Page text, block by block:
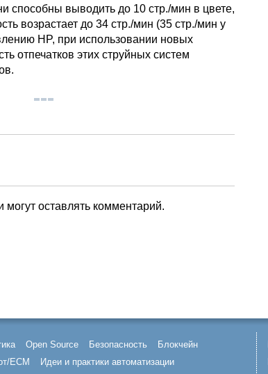
способны выводить до 10 стр./мин в цвете,
возрастает до 34 стр./мин (35 стр./мин у
HP, при использовании новых
отпечатков этих струйных систем
могут оставлять комментарий.
Open Source Безопасность
Блокчейн
ECM
Идеи и практики автоматизации